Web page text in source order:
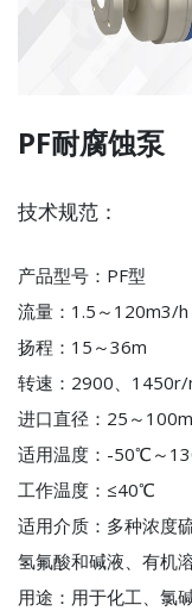
PF耐腐蚀泵
技术规范：
产品型号：PF型
流量：1.5～120m3/h
扬程：15～36m
转速：2900、1450r/
进口直径：25～
适用温度：-50℃～
工作温度：≤40℃
适用介质：多种浓度
氢氟酸和碱液、有机
用途：用于化工、氯